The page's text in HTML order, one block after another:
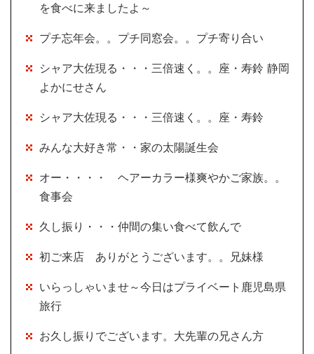
を食べに来ましたよ～
プチ忘年会。。プチ同窓会。。プチ寄り合い
シャア大佐現る・・・三倍速く。。座・寿鈴 静岡
よかにせさん
シャア大佐現る・・・三倍速く。。座・寿鈴
みんな大好き常・・家の太陽誕生会
オー・・・・ ヘアーカラー様爽やかご家族。。
食事会
久し振り・・・仲間の集い食べて飲んで
初ご来店 ありがとうございます。。兄妹様
いらっしゃいませ～今日はプライベート鹿児島県
旅行
お久し振りでございます。大先輩の兄さん方